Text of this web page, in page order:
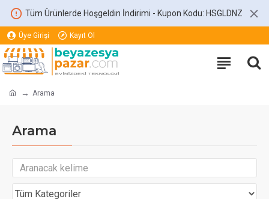
Tüm Ürünlerde Hoşgeldin İndirimi - Kupon Kodu: HSGLDNZ
Üye Girişi Kayıt Ol
Arama
Arama